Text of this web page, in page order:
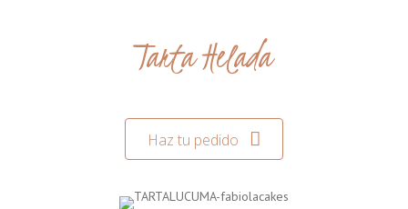
Tarta Helada
Haz tu pedido